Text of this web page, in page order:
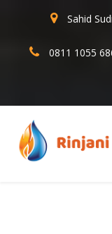
Sahid
0811 1055